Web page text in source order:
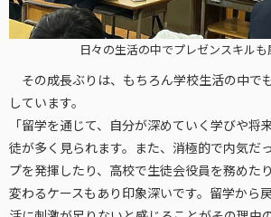
日々の生活の中でプレゼンスキル
その成長ぶりは、もちろん学校生活の中で
しています。
「留学を通じて、自分が深めていく学びや将
徒が多く見られます。また、消極的で内気だ
プを発揮したり、高校で生徒会役員を務めた
変わるケースもあり印象深いです。留学から